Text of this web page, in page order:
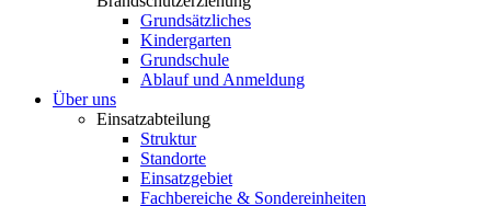
Grundsätzliches
Kindergarten
Grundschule
Ablauf und Anmeldung
Über uns
Einsatzabteilung
Struktur
Standorte
Einsatzgebiet
Fachbereiche & Sondereinheiten